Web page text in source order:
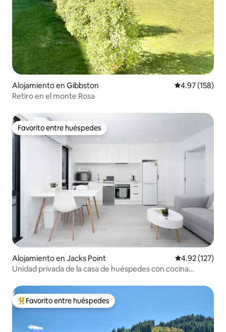
Alojamiento en Gibbston Calificación
4.97 (158)
Retiro en el monte Rosa
Favorito entre huéspedes
Favorito entre huéspedes
Alojamiento en Jacks Point Calificación
4.92 (127)
Unidad privada de la casa de huéspedes con cocina
Favorito entre huéspedes preferido
Favorito entre huéspedes